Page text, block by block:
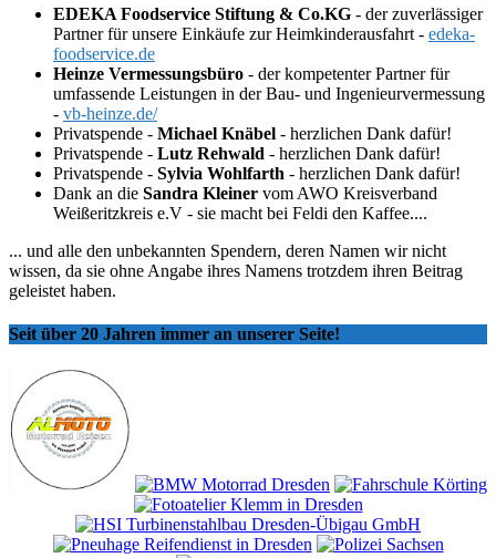
EDEKA Foodservice Stiftung & Co.KG - der zuverlässiger
Partner für unsere Einkäufe zur Heimkinderausfahrt - edeka-
foodservice.de
Heinze Vermessungsbüro - der kompetenter Partner für
umfassende Leistungen in der Bau- und Ingenieurvermessung
- vb-heinze.de/
Privatspende - Michael Knäbel - herzlichen Dank dafür!
Privatspende - Lutz Rehwald - herzlichen Dank dafür!
Privatspende - Sylvia Wohlfarth - herzlichen Dank dafür!
Dank an die Sandra Kleiner vom AWO Kreisverband
Weißeritzkreis e.V - sie macht bei Feldi den Kaffee....
... und alle den unbekannten Spendern, deren Namen wir nicht
wissen, da sie ohne Angabe ihres Namens trotzdem ihren Beitrag
geleistet haben.
Seit über 20 Jahren immer an unserer Seite!